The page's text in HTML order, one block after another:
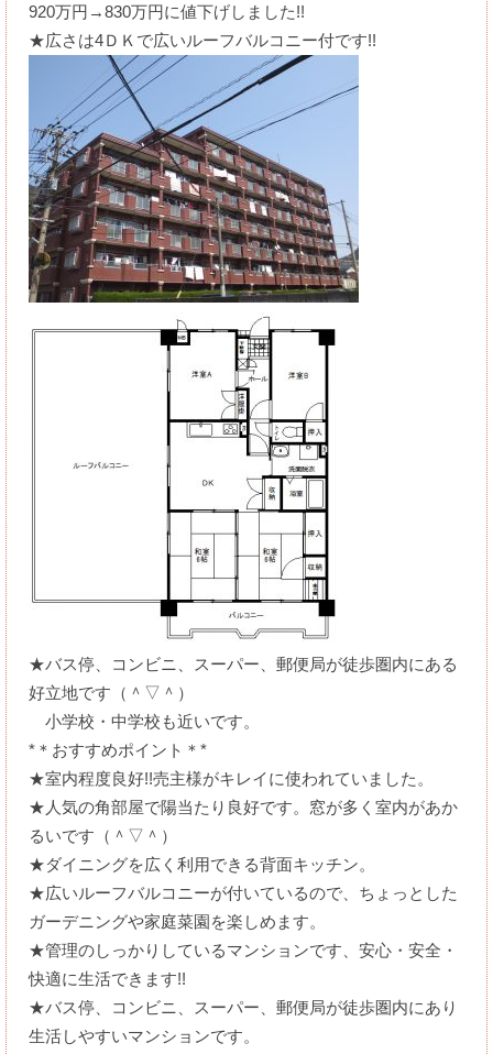
920万円→830万円に値下げしました!!
★広さは4ＤＫで広いルーフバルコニー付です!!
★バス停、コンビニ、スーパー、郵便局が徒歩圏内にある
好立地です（＾▽＾）
小学校・中学校も近いです。
*＊おすすめポイント＊*
★室内程度良好!!売主様がキレイに使われていました。
★人気の角部屋で陽当たり良好です。窓が多く室内があか
るいです（＾▽＾）
★ダイニングを広く利用できる背面キッチン。
★広いルーフバルコニーが付いているので、ちょっとした
ガーデニングや家庭菜園を楽しめます。
★管理のしっかりしているマンションです、安心・安全・
快適に生活できます!!
★バス停、コンビニ、スーパー、郵便局が徒歩圏内にあり
生活しやすいマンションです。